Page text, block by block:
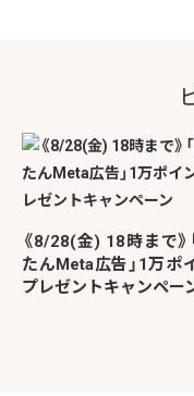
《8/28(金) 18時まで》
たんMeta広告」1万ポ
プレゼントキャンペー